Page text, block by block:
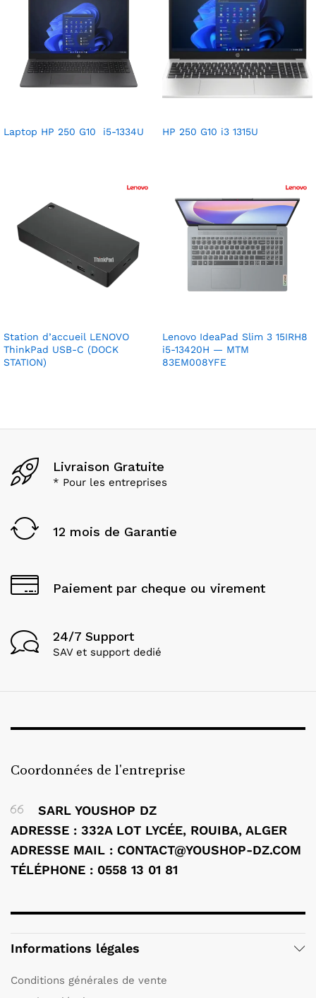
Laptop HP 250 G10 i5-1334U HP 250 G10 i3 1315U
Station d’accueil LENOVO
ThinkPad USB-C (DOCK
STATION)
Lenovo IdeaPad Slim 3 15IRH8
i5-13420H — MTM
83EM008YFE
Livraison Gratuite
* Pour les entreprises
12 mois de Garantie
Paiement par cheque ou virement
24/7 Support
SAV et support dedié
Coordonnées de l'entreprise
SARL YOUSHOP DZ
ADRESSE : 332A LOT LYCÉE, ROUIBA, ALGER
ADRESSE MAIL : CONTACT@YOUSHOP-DZ.COM
TÉLÉPHONE : 0558 13 01 81
Informations légales
Conditions générales de vente